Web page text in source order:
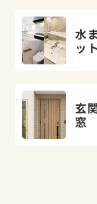
水
ット
玄
窓